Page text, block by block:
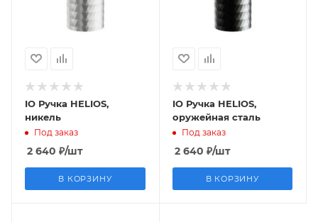
IO Ручка HELIOS,
никель
Под заказ
2 640 ₽/шт
В КОРЗИНУ
IO Ручка HELIOS,
оружейная сталь
Под заказ
2 640 ₽/шт
В КОРЗИНУ